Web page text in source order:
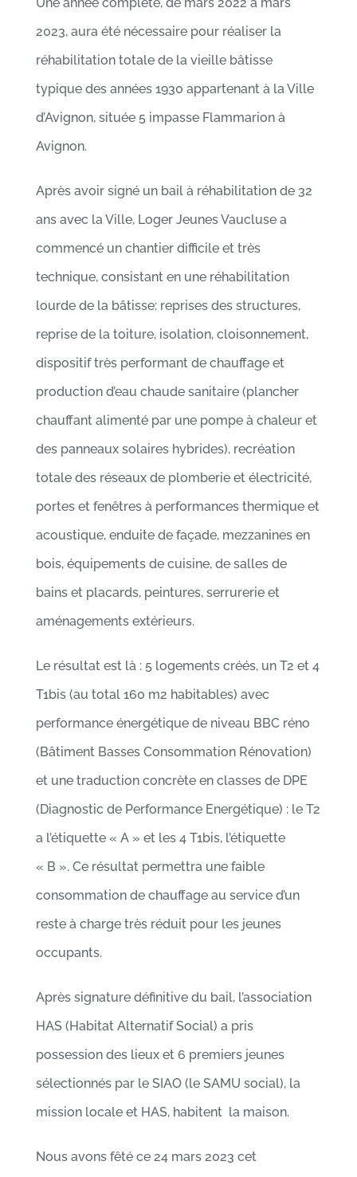
DON
CONTACT
2023, aura été nécessaire pour réaliser la
réhabilitation totale de la vieille bâtisse
typique des années 1930 appartenant à la Ville
d’Avignon, située 5 impasse Flammarion à
Avignon.
Après avoir signé un bail à réhabilitation de 32
ans avec la Ville, Loger Jeunes Vaucluse a
commencé un chantier difficile et très
technique, consistant en une réhabilitation
lourde de la bâtisse: reprises des structures,
reprise de la toiture, isolation, cloisonnement,
dispositif très performant de chauffage et
production d’eau chaude sanitaire (plancher
chauffant alimenté par une pompe à chaleur et
des panneaux solaires hybrides), recréation
totale des réseaux de plomberie et électricité,
portes et fenêtres à performances thermique et
acoustique, enduite de façade, mezzanines en
bois, équipements de cuisine, de salles de
bains et placards, peintures, serrurerie et
aménagements extérieurs.
Le résultat est là : 5 logements créés, un T2 et 4
T1bis (au total 160 m2 habitables) avec
performance énergétique de niveau BBC réno
(Bâtiment Basses Consommation Rénovation)
et une traduction concrète en classes de DPE
(Diagnostic de Performance Energétique) : le T2
a l’étiquette « A » et les 4 T1bis, l’étiquette
« B ». Ce résultat permettra une faible
consommation de chauffage au service d’un
reste à charge très réduit pour les jeunes
occupants.
Après signature définitive du bail, l’association
HAS (Habitat Alternatif Social) a pris
possession des lieux et 6 premiers jeunes
sélectionnés par le SIAO (le SAMU social), la
mission locale et HAS, habitent la maison.
Nous avons fêté ce 24 mars 2023 cet